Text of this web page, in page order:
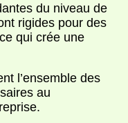
du niveau de
rigides pour des
qui crée une
l’ensemble des
au